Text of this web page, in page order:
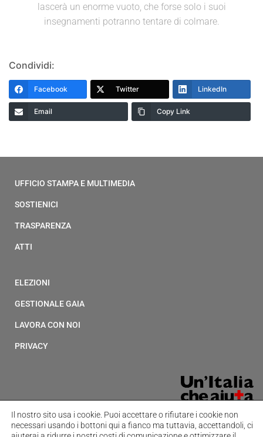
lascerà un enorme vuoto, che forse solo i suoi
insegnamenti potranno tentare di colmare.
Condividi:
Facebook Twitter LinkedIn
Email Copy Link
UFFICIO STAMPA E MULTIMEDIA
SOSTIENICI
TRASPARENZA
ATTI
ELEZIONI
GESTIONALE GAIA
LAVORA CON NOI
PRIVACY
Il nostro sito usa i cookie. Puoi accettare o rifiutare i cookie non
necessari usando i bottoni qui a fianco ma tuttavia, accettandoli, ci